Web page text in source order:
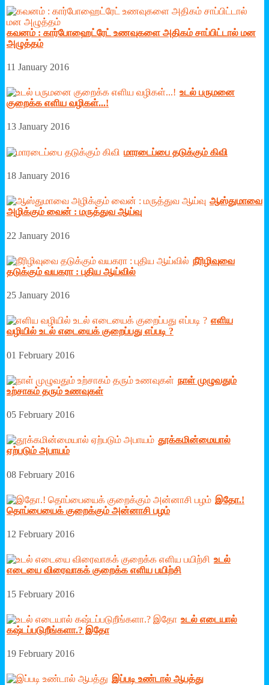
கவனம் : கார்போஹைட்ரேட் உணவுகளை அதிகம் சாப்பிட்டால் மன
அழுத்தம்
11 January 2016
உடல் பருமனை
குறைக்க எ‌ளிய வழிகள்...!
13 January 2016
மாரடைப்பை தடுக்கும் கிவி
18 January 2016
ஆஸ்துமாவை
அழிக்கும் வைன் : மருத்துவ ஆய்வு
22 January 2016
நீரிழிவுவை
தடுக்கும் வயகரா : புதிய ஆய்வில்
25 January 2016
எளிய
வழியில் உடல் எடையைக் குறைப்பது எப்படி ?
01 February 2016
நாள் முழுவதும்
உற்சாகம் தரும் உணவுகள்
05 February 2016
தூக்கமின்மையால்
ஏற்படும் அபாயம்
08 February 2016
இதோ.!
தொப்பையைக் குறைக்கும் அன்னாசி பழம்
12 February 2016
உடல்
எடையை விரைவாகக் குறைக்க எளிய பயிற்சி
15 February 2016
உடல் எடையால்
கஷ்டப்படுறீங்களா.? இதோ
19 February 2016
இப்படி உண்டால் ஆபத்து